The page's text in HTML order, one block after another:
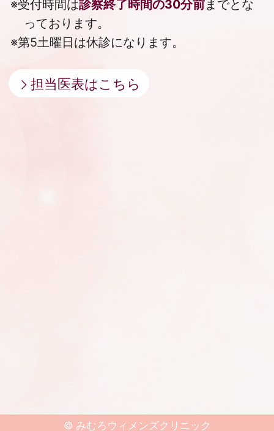
※受付時間は診察終了時間の30分前までとな
っております。
※第5土曜日は休診になります。
担当医表はこちら
© みむろウィメンズクリニック